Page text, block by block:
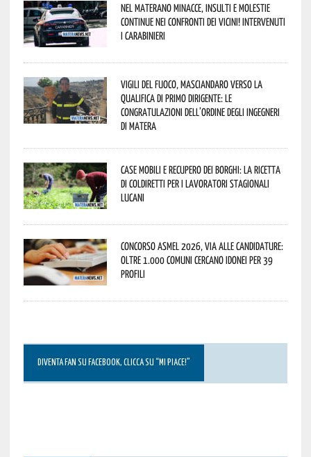
Nel materano minacce, insulti e molestie
continue nei confronti dei vicini! Intervenuti
i Carabinieri
Vigili del Fuoco, Masciandaro verso la
qualifica di Primo Dirigente: le
congratulazioni dell’Ordine degli Ingegneri
di Matera
Case mobili e recupero dei borghi: la ricetta
di Coldiretti per i lavoratori stagionali
lucani
Concorso Asmel 2026, via alle candidature:
oltre 1.000 Comuni cercano idonei per 39
profili
DIVENTA FAN SU FACEBOOK, CLICCA SU “MI PIACE!”